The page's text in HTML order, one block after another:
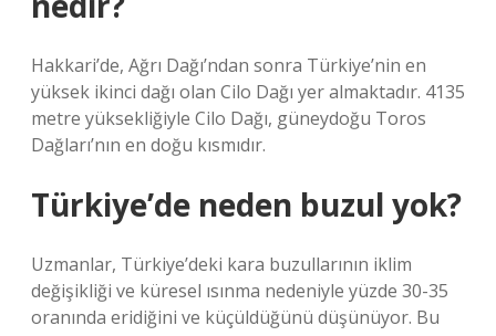
Hakkari’de, Ağrı Dağı’ndan sonra Türkiye’nin en
yüksek ikinci dağı olan Cilo Dağı yer almaktadır. 4135
metre yüksekliğiyle Cilo Dağı, güneydoğu Toros
Dağları’nın en doğu kısmıdır.
Türkiye’de neden buzul yok?
Uzmanlar, Türkiye’deki kara buzullarının iklim
değişikliği ve küresel ısınma nedeniyle yüzde 30-35
oranında eridiğini ve küçüldüğünü düşünüyor. Bu